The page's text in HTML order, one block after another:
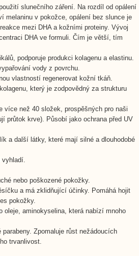
slunečního záření. Na rozdíl od opálení
melaninu v pokožce, opálení bez slunce je
mezi DHA a kožními proteiny. Vývoj
DHA ve formuli. Čím je větší, tím
podporuje produkci kolagenu a elastinu.
vody z povrchu.
vlastností regenerovat kožní tkáň.
který je zodpovědný za strukturu
více než 40 složek, prospěšných pro naši
průtok krve). Působí jako ochrana před UV
a další látky, které mají silné a dlouhodobé
nebo poškozené pokožky.
a má zklidňující účinky. Pomáhá hojit
pokožky.
oleje, aminokyselina, která nabízí mnoho
Zpomaluje růst nežádoucích
trvanlivost.